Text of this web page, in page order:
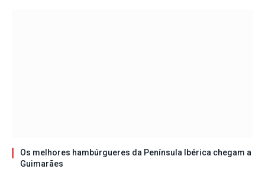
Os melhores hambúrgueres da Península Ibérica chegam a
Guimarães